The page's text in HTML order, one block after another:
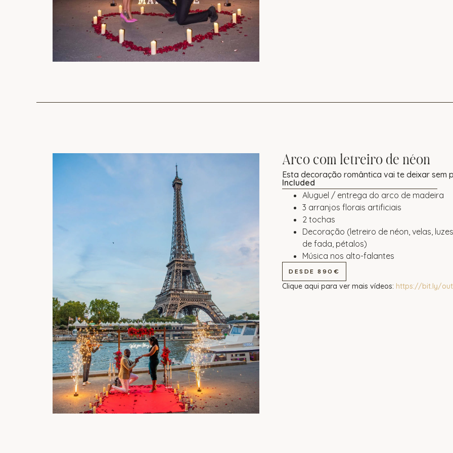
Arco com letreiro de néon
Esta decoração romântica vai te deixar sem
Included
Aluguel / entrega do arco de madeira
3 arranjos florais artificiais
2 tochas
Decoração (letreiro de néon, velas, luzes
de fada, pétalos)
Música nos alto-falantes
DESDE 890€
Clique aqui para ver mais vídeos: https://bit.ly/